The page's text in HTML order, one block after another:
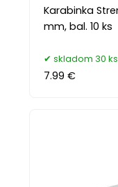
Karabinka
mm, bal. 10 ks
skladom 30 ks
7.99 €